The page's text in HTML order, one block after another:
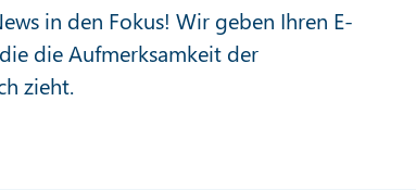
in den Fokus! Wir geben Ihren E-
die Aufmerksamkeit der
zieht.